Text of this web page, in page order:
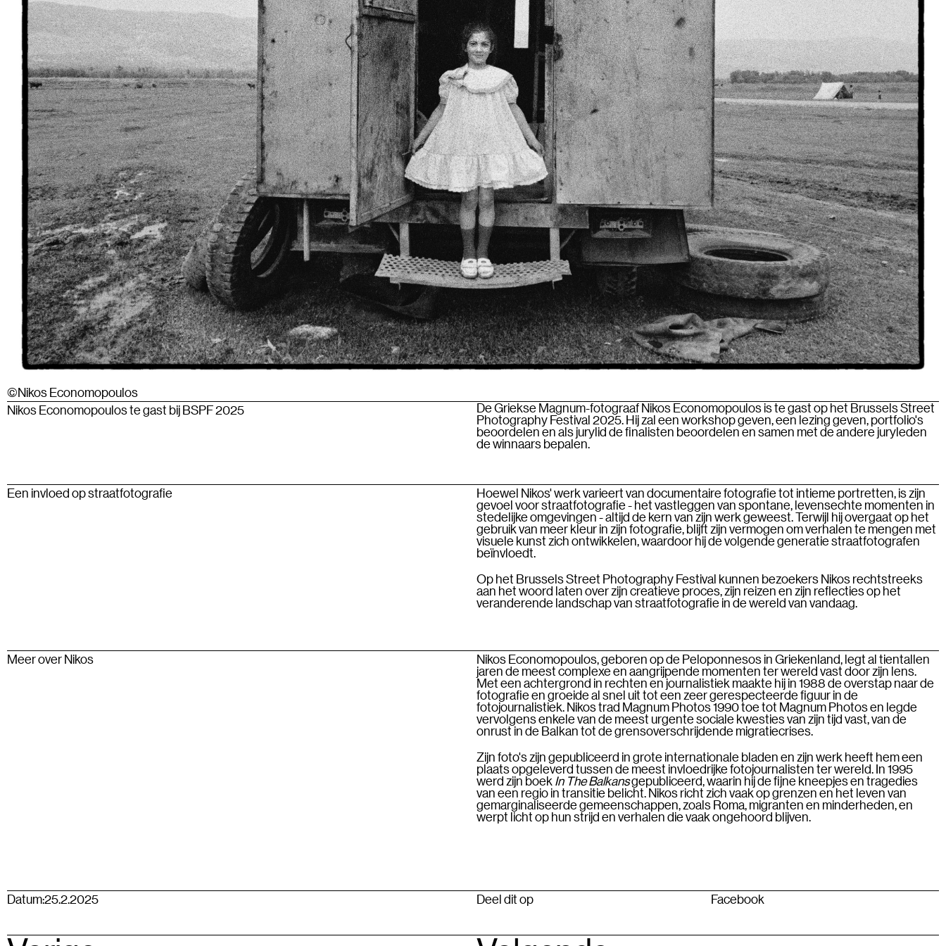
©Nikos Economopoulos
Nikos Economopoulos te gast bij BSPF 2025
De Griekse Magnum-fotograaf Nikos Economopoulos is te gast op het Brussels Street
Photography Festival 2025. Hij zal een workshop geven, een lezing geven, portfolio's
beoordelen en als jurylid de finalisten beoordelen en samen met de andere juryleden
de winnaars bepalen.
Een invloed op straatfotografie Hoewel Nikos' werk varieert van documentaire fotografie tot intieme portretten, is zijn
gevoel voor straatfotografie - het vastleggen van spontane, levensechte momenten in
stedelijke omgevingen - altijd de kern van zijn werk geweest. Terwijl hij overgaat op het
gebruik van meer kleur in zijn fotografie, blijft zijn vermogen om verhalen te mengen met
visuele kunst zich ontwikkelen, waardoor hij de volgende generatie straatfotografen
beïnvloedt.
Op het Brussels Street Photography Festival kunnen bezoekers Nikos rechtstreeks
aan het woord laten over zijn creatieve proces, zijn reizen en zijn reflecties op het
veranderende landschap van straatfotografie in de wereld van vandaag.
Meer over Nikos Nikos Economopoulos, geboren op de Peloponnesos in Griekenland, legt al tientallen
jaren de meest complexe en aangrijpende momenten ter wereld vast door zijn lens.
Met een achtergrond in rechten en journalistiek maakte hij in 1988 de overstap naar de
fotografie en groeide al snel uit tot een zeer gerespecteerde figuur in de
fotojournalistiek. Nikos trad Magnum Photos 1990 toe tot Magnum Photos en legde
vervolgens enkele van de meest urgente sociale kwesties van zijn tijd vast, van de
onrust in de Balkan tot de grensoverschrijdende migratiecrises.
Zijn foto's zijn gepubliceerd in grote internationale bladen en zijn werk heeft hem een
plaats opgeleverd tussen de meest invloedrijke fotojournalisten ter wereld. In 1995
werd zijn boek In The Balkansgepubliceerd, waarin hij de fijne kneepjes en tragedies
van een regio in transitie belicht. Nikos richt zich vaak op grenzen en het leven van
gemarginaliseerde gemeenschappen, zoals Roma, migranten en minderheden, en
werpt licht op hun strijd en verhalen die vaak ongehoord blijven.
Datum:25.2.2025 Deel dit op Facebook